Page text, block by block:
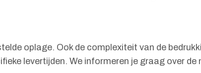
oplage. Ook de complexiteit van de
levertijden. We informeren je graag over de